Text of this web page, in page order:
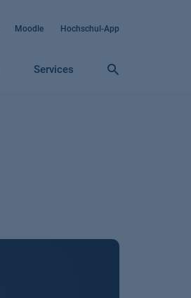
Moodle Hochschul-App
Services